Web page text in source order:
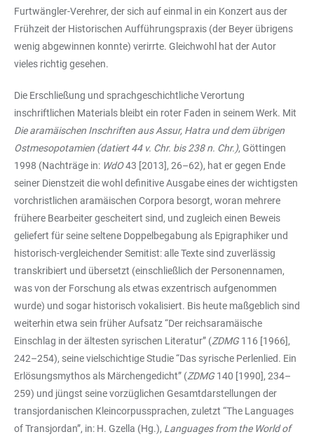
Furtwängler-Verehrer, der sich auf einmal in ein Konzert aus der
Frühzeit der Historischen Aufführungspraxis (der Beyer übrigens
wenig abgewinnen konnte) verirrte. Gleichwohl hat der Autor
vieles richtig gesehen.
Die Erschließung und sprachgeschichtliche Verortung
inschriftlichen Materials bleibt ein roter Faden in seinem Werk. Mit
Die aramäischen Inschriften aus Assur, Hatra und dem übrigen
Ostmesopotamien (datiert 44 v. Chr. bis 238 n. Chr.), Göttingen
1998 (Nachträge in: WdO43 [2013], 26–62), hat er gegen Ende
seiner Dienstzeit die wohl definitive Ausgabe eines der wichtigsten
vorchristlichen aramäischen Corpora besorgt, woran mehrere
frühere Bearbeiter gescheitert sind, und zugleich einen Beweis
geliefert für seine seltene Doppelbegabung als Epigraphiker und
historisch-vergleichender Semitist: alle Texte sind zuverlässig
transkribiert und übersetzt (einschließlich der Personennamen,
was von der Forschung als etwas exzentrisch aufgenommen
wurde) und sogar historisch vokalisiert. Bis heute maßgeblich sind
weiterhin etwa sein früher Aufsatz “Der reichsaramäische
Einschlag in der ältesten syrischen Literatur” (ZDMG116 [1966],
242–254), seine vielschichtige Studie “Das syrische Perlenlied. Ein
Erlösungsmythos als Märchengedicht” (ZDMG140 [1990], 234–
259) und jüngst seine vorzüglichen Gesamtdarstellungen der
transjordanischen Kleincorpussprachen, zuletzt “The Languages
of Transjordan”, in: H. Gzella (Hg.), Languages from the World of